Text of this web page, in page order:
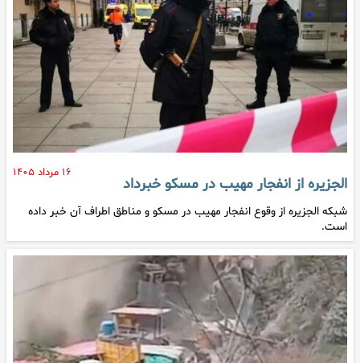
۱۶ مرداد ۱۴۰۵
الجزیره از انفجار مهیب در مسکو خبرداد
شبکه الجزیره از وقوع انفجار مهیب در مسکو و مناطق اطراف آن خبر داده
است.